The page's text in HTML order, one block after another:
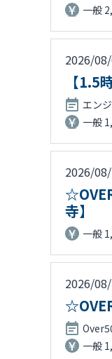
一般
2026/
【
エン
一般
2026/
寺】
一般
2026/
一般